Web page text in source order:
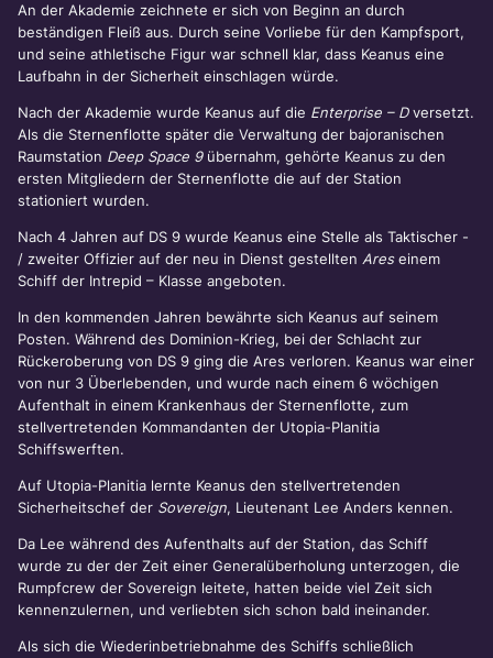
An der Akademie zeichnete er sich von Beginn an durch
beständigen Fleiß aus. Durch seine Vorliebe für den Kampfsport,
und seine athletische Figur war schnell klar, dass Keanus eine
Laufbahn in der Sicherheit einschlagen würde.
Nach der Akademie wurde Keanus auf die Enterprise – Dversetzt.
Als die Sternenflotte später die Verwaltung der bajoranischen
Raumstation Deep Space 9übernahm, gehörte Keanus zu den
ersten Mitgliedern der Sternenflotte die auf der Station
stationiert wurden.
Nach 4 Jahren auf DS 9 wurde Keanus eine Stelle als Taktischer -
/ zweiter Offizier auf der neu in Dienst gestellten Areseinem
Schiff der Intrepid – Klasse angeboten.
In den kommenden Jahren bewährte sich Keanus auf seinem
Posten. Während des Dominion-Krieg, bei der Schlacht zur
Rückeroberung von DS 9 ging die Ares verloren. Keanus war einer
von nur 3 Überlebenden, und wurde nach einem 6 wöchigen
Aufenthalt in einem Krankenhaus der Sternenflotte, zum
stellvertretenden Kommandanten der Utopia-Planitia
Schiffswerften.
Auf Utopia-Planitia lernte Keanus den stellvertretenden
Sicherheitschef der Sovereign, Lieutenant Lee Anders kennen.
Da Lee während des Aufenthalts auf der Station, das Schiff
wurde zu der der Zeit einer Generalüberholung unterzogen, die
Rumpfcrew der Sovereign leitete, hatten beide viel Zeit sich
kennenzulernen, und verliebten sich schon bald ineinander.
Als sich die Wiederinbetriebnahme des Schiffs schließlich